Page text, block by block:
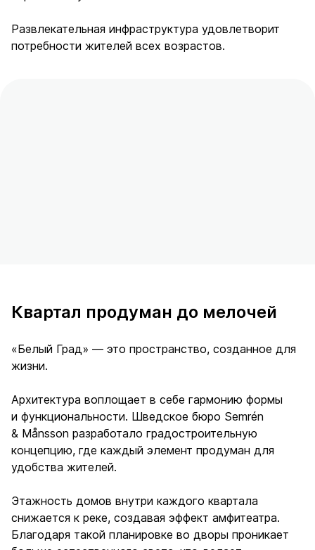
Развлекательная инфраструктура удовлетворит
потребности жителей всех возрастов.
Квартал продуман до мелочей
«Белый Град» — это пространство, созданное для
жизни.
Архитектура воплощает в себе гармонию формы
и функциональности. Шведское бюро Semrén
& Månsson разработало градостроительную
концепцию, где каждый элемент продуман для
удобства жителей.
Этажность домов внутри каждого квартала
снижается к реке, создавая эффект амфитеатра.
Благодаря такой планировке во дворы проникает